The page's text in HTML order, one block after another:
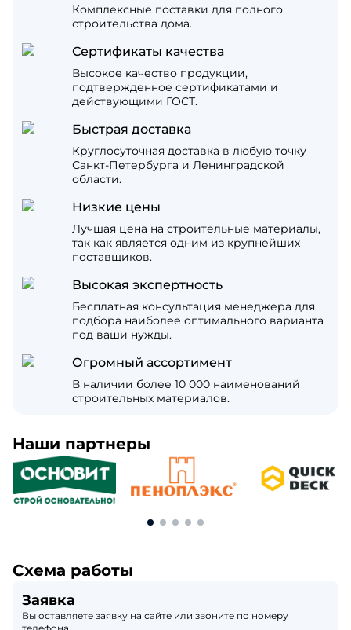
Комплексные поставки для полного
строительства дома.
Сертификаты качества
Высокое качество продукции,
подтвержденное сертификатами и
действующими ГОСТ.
Быстрая доставка
Круглосуточная доставка в любую точку
Санкт-Петербурга и Ленинградской
области.
Низкие цены
Лучшая цена на строительные материалы,
так как является одним из крупнейших
поставщиков.
Высокая экспертность
Бесплатная консультация менеджера для
подбора наиболее оптимального варианта
под ваши нужды.
Огромный ассортимент
В наличии более 10 000 наименований
строительных материалов.
Наши партнеры
Схема работы
Заявка
Вы оставляете заявку на сайте или звоните по номеру